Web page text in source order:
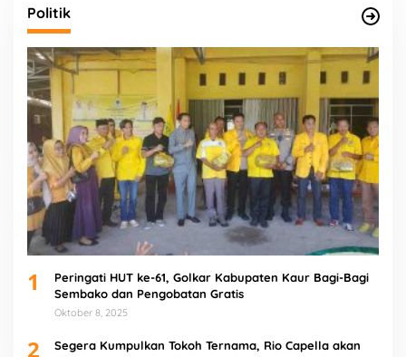
Politik
1
Peringati HUT ke-61, Golkar Kabupaten Kaur Bagi-Bagi
Sembako dan Pengobatan Gratis
Oktober 8, 2025
2
Segera Kumpulkan Tokoh Ternama, Rio Capella akan